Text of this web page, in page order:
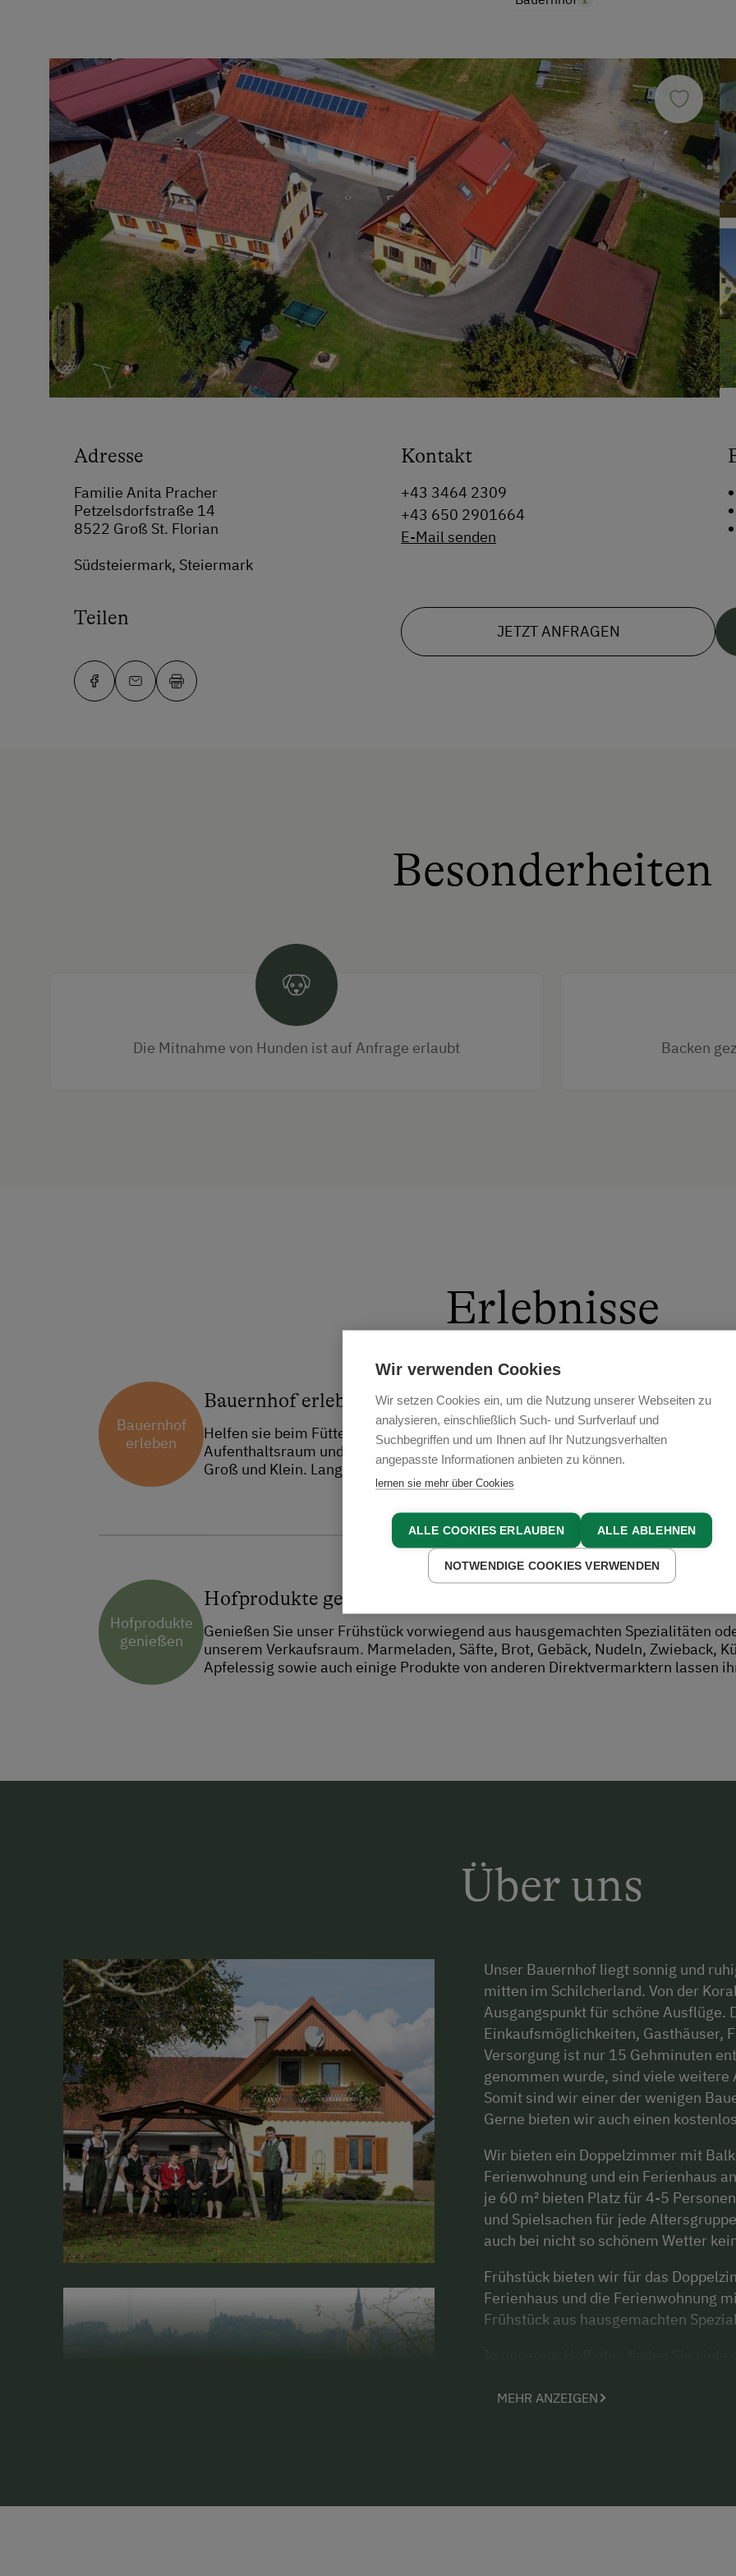
Adresse
Familie Anita Pracher
Petzelsdorfstraße 14
8522 Groß St. Florian
Südsteiermark, Steiermark
Kontakt
+43 3464 2309
+43 650 2901664
E-Mail senden
Teilen
JETZT ANFRAGEN
Besonderheiten
Die Mitnahme von Hunden ist auf Anfrage erlaubt Backen
Erlebnisse
Bauernhof
erleben
Bauernhof erleben
Helfen sie beim Füttern der Schweine, Eier holen im Hühnerstall oder
Aufenthaltsraum und Spielplatz bzw. Hausgarten in top Lage. Traktorfahrten
Groß und Klein. Langeweile war gestern, Urlaub aktiv genießen ist angesagt.
Hofprodukte
genießen
Hofprodukte genießen
Genießen Sie unser Frühstück vorwiegend aus hausgemachten Spezialitäten
unserem Verkaufsraum. Marmeladen, Säfte, Brot, Gebäck, Nudeln, Zwieback,
Apfelessig sowie auch einige Produkte von anderen Direktvermarktern lassen
Über uns
Unser Bauernhof liegt sonnig und
mitten im Schilcherland. Von der
Ausgangspunkt für schöne Ausflüge.
Einkaufsmöglichkeiten, Gasthäuser,
Versorgung ist nur 15 Gehminuten
genommen wurde, sind viele
Somit sind wir einer der wenigen
Gerne bieten wir auch einen
Wir bieten ein Doppelzimmer mit
Ferienwohnung und ein Ferienhaus
je 60 m² bieten Platz für 4-5
und Spielsachen für jede
auch bei nicht so schönem Wetter
Frühstück bieten wir für das
Ferienhaus und die Ferienwohnung
Frühstück aus hausgemachten
viele weitere Produkte von anderen
MEHR ANZEIGEN
Wir verwenden Cookies
Wir setzen Cookies ein, um die Nutzung unserer Webseiten zu
analysieren, einschließlich Such- und Surfverlauf und
Suchbegriffen und um Ihnen auf Ihr Nutzungsverhalten
angepasste Informationen anbieten zu können.
lernen sie mehr über Cookies
ALLE COOKIES ERLAUBEN ALLE ABLEHNEN
NOTWENDIGE COOKIES VERWENDEN